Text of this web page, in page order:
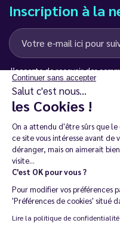
Continuer sans accepter
Salut c'est nous...
les Cookies !
On a attendu d'être sûrs que
ce site vous intéresse avant de
déranger, mais on aimerait
visite...
C'est OK pour vous ?
Pour modifier vos préférences
'Préférences de cookies' situé
Lire la politique de confidentialité
Inscription à la
J’accepte de recevoir des
LD Groupe
Restez en contact
La vente de cigarette
Copyright © 2014 - 2026